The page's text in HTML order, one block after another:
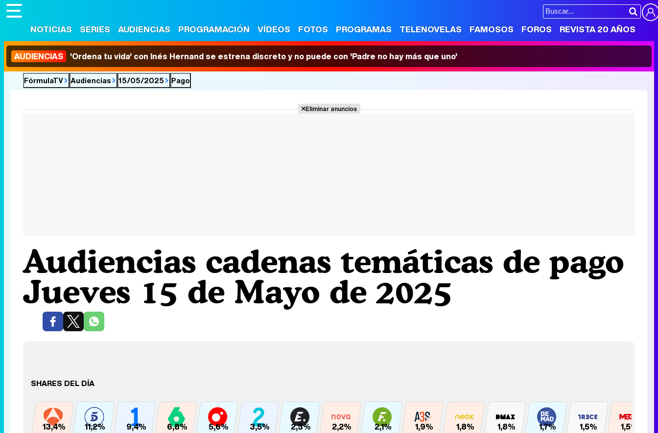
NOTICIAS SERIES AUDIENCIAS PROGRAMACIÓN VÍDEOS FOTOS PROGRAMAS TELENOVELAS FAMOSOS FOROS REVISTA 20 AÑOS
AUDIENCIAS 'Ordena tu vida' con Inés Hernand se estrena discreto y no puede con 'Padre no hay más que uno'
FórmulaTV Audiencias 15/05/2025 Pago
Eliminar anuncios
Audiencias cadenas temáticas de pago
Jueves 15 de Mayo de 2025
SHARES DEL DÍA
13,4% 11,2% 9,4% 6,8% 5,6% 3,5% 2,3% 2,2% 2,1% 1,9% 1,8% 1,8% 1,7% 1,5% 1,5%